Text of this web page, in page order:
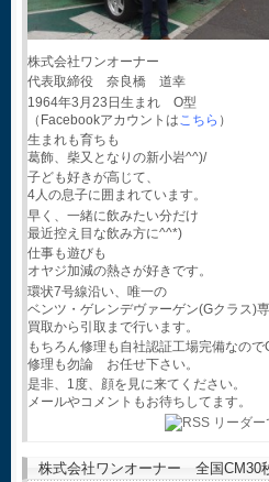
株式会社ワンオーナー
代表取締役 奈良橋 道幸
1964年3月23日生まれ O型
（Facebookアカウントは こちら ）
生まれも育ちも
葛飾、柴又となりの新小岩^^)/
子ども好きが高じて、
4人の息子に囲まれています。
早く、一緒に飲みたい分だけ
最近控え目な飲み方に^^*)
仕事も遊びも
オヤジ加減の熱さが好きです。
環状7号線沿い、唯一の
ベンツ・ゲレンデヴァーゲン(Gクラス)
買取から引取まで行います。
もちろん修理も自社認証工場完備なので
修理も勿論 お任せ下さい。
是非、1度、顔を見に来てください。
メールやコメントもお待ちしてます。
株式会社ワンオーナー 全国CM30